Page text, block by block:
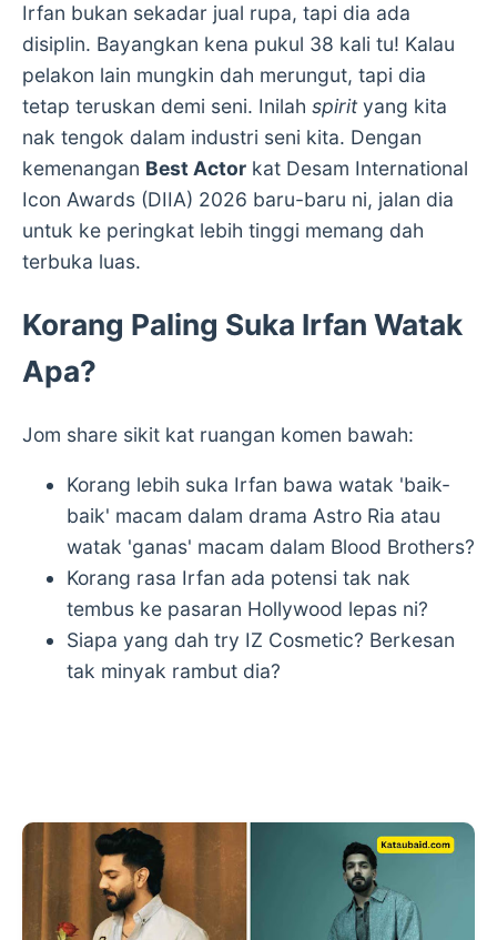
Irfan bukan sekadar jual rupa, tapi dia ada
disiplin. Bayangkan kena pukul 38 kali tu! Kalau
pelakon lain mungkin dah merungut, tapi dia
tetap teruskan demi seni. Inilah spirityang kita
nak tengok dalam industri seni kita. Dengan
kemenangan Best Actor kat Desam International
Icon Awards (DIIA) 2026 baru-baru ni, jalan dia
untuk ke peringkat lebih tinggi memang dah
terbuka luas.
Korang Paling Suka Irfan Watak
Apa?
Jom share sikit kat ruangan komen bawah:
Korang lebih suka Irfan bawa watak 'baik-
baik' macam dalam drama Astro Ria atau
watak 'ganas' macam dalam Blood Brothers?
Korang rasa Irfan ada potensi tak nak
tembus ke pasaran Hollywood lepas ni?
Siapa yang dah try IZ Cosmetic? Berkesan
tak minyak rambut dia?